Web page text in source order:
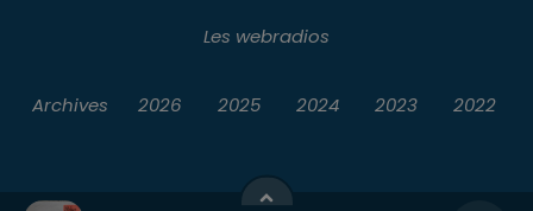
Les webradios
Archives 2026 2025 2024 2023 2022